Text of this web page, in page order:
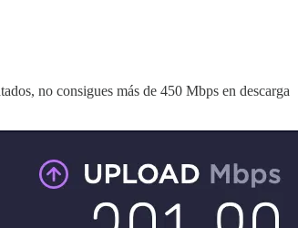
no consigues más de 450 Mbps en descarga